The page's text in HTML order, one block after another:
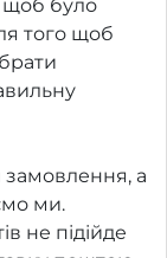
щоб було
того щоб
а
ми.
не підійде